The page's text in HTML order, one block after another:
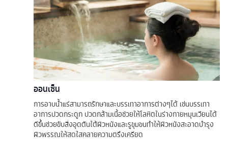
ออนเซ็น
การอาบน้ำแร่สามารถรักษาและบรรเทาอาการต่างๆได้ เช่นบรรเทา
อาการปวดกระดูก ปวดกล้ามเนื้อช่วยให้โลหิตในร่างกายหมุนเวียนได้
ดีขึ้นช่วยขับสิ่งอุดตันใต้ผิวหนังและรูขุมขนทำให้ผิวหนังสะอาดบำรุง
ผิวพรรณให้สดใสคลายความตรึงเครียด